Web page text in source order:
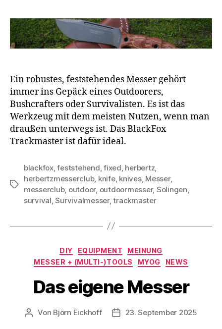
Ein robustes, feststehendes Messer gehört
immer ins Gepäck eines Outdoorers,
Bushcrafters oder Survivalisten. Es ist das
Werkzeug mit dem meisten Nutzen, wenn man
draußen unterwegs ist. Das BlackFox
Trackmaster ist dafür ideal.
Schlagwörter
blackfox,feststehend ,fixed herbertz
herbertzmesserclub, knife, knives, Messer,
messerclub, outdoor, outdoormesser, Solingen
survival ,Survivalmesser,trackmaster
Kategorien
DIY EQUIPMENT
MEINUNG
MESSER + (MULTI-)TOOLS
MYOG NEWS
Das eigene Messer
Beitragsautor
Von Björn Eickhoff Veröffentlichungsdatum
23. September 2025